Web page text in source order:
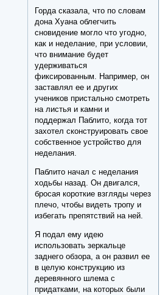
Горда сказала, что по словам
дона Хуана облегчить
сновидение могло что угодно,
как и неделание, при условии,
что внимание будет
удерживаться
фиксированным. Например, он
заставлял ее и других
учеников пристально смотреть
на листья и камни и
поддержал Паблито, когда тот
захотел сконструировать свое
собственное устройство для
неделания.
Паблито начал с неделания
ходьбы назад. Он двигался,
бросая короткие взгляды через
плечо, чтобы видеть тропу и
избегать препятствий на ней.
Я подал ему идею
использовать зеркальце
заднего обзора, а он развил ее
в целую конструкцию из
деревянного шлема с
придатками, на которых были